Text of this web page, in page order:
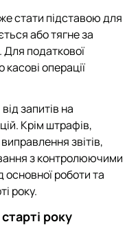
стати підставою для
або тягне за
податкової
операції
запитів на
Крім штрафів,
звітів,
з контролюючими
основної роботи та
року.
року